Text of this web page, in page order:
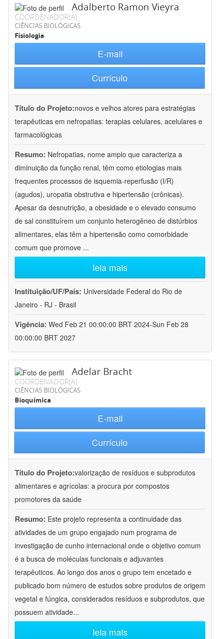
Adalberto Ramon Vieyra
COORDENADOR(A)
CIÊNCIAS BIOLÓGICAS
Fisiologia
E-mail
Currículo
Título do Projeto:novos e velhos atores para estratégias
terapêuticas em nefropatias: terapias celulares, acelulares e
farmacológicas
Resumo: Nefropatias, nome amplo que caracteriza a
diminuição da função renal, têm como etiologias mais
frequentes processos de isquemia-reperfusão (I/R)
(agudos), uropatia obstrutiva e hipertensão (crônicas).
Apesar da desnutrição, a obesidade e o elevado consumo
de sal constituírem um conjunto heterogêneo de distúrbios
alimentares, elas têm a hipertensão como comorbidade
comum que promove ...
leia mais
Instituição/UF/País: Universidade Federal do Rio de
Janeiro - RJ - Brasil
Vigência: Wed Feb 21 00:00:00 BRT 2024-Sun Feb 28
00:00:00 BRT 2027
Adelar Bracht
COORDENADOR(A)
CIÊNCIAS BIOLÓGICAS
Bioquímica
E-mail
Currículo
Título do Projeto:valorização de resíduos e subprodutos
alimentares e agrícolas: a procura por compostos
promotores da saúde
Resumo: Este projeto representa a continuidade das
atividades de um grupo engajado num programa de
investigação de cunho internacional onde o objetivo comum
é a busca de moléculas funcionais e adjuvantes
terapêuticos. Ao longo dos anos o grupo tem encetado e
publicado bom número de estudos sobre produtos de origem
vegetal e fúngica, considerados resíduos e subprodutos, que
possuem atividade...
leia mais